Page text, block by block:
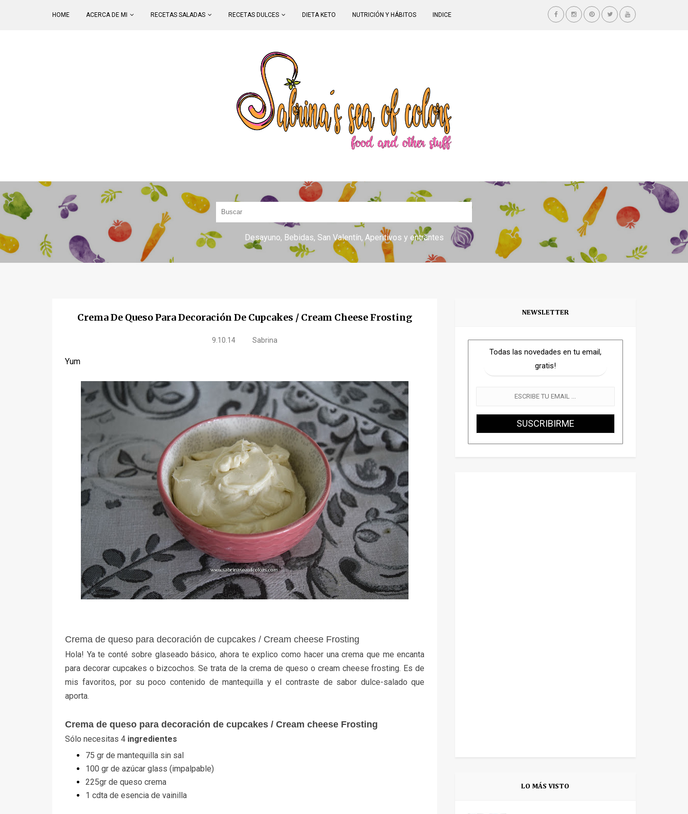
HOME ACERCA DE MI RECETAS SALADAS RECETAS DULCES DIETA KETO NUTRICIÓN Y HÁBITOS INDICE
Desayuno Bebidas San Valentín Aperitivos y entrantes
Crema De Queso Para Decoración De Cupcakes / Cream Cheese Frosting
9.10.14 Sabrina
Yum
Crema de queso para decoración de cupcakes / Cream cheese Frosting
Hola! Ya te conté sobre glaseado básico, ahora te explico como hacer una crema que me encanta
para decorar cupcakes o bizcochos. Se trata de la crema de queso o cream cheese frosting. Es de
mis favoritos, por su poco contenido de mantequilla y el contraste de sabor dulce-salado que
aporta.
Crema de queso para decoración de cupcakes / Cream cheese Frosting
Sólo necesitas 4 ingredientes
75 gr de mantequilla sin sal
100 gr de azúcar glass (impalpable)
225gr de queso crema
1 cdta de esencia de vainilla
NEWSLETTER
Todas las novedades en tu email,
gratis!
LO MÁS VISTO